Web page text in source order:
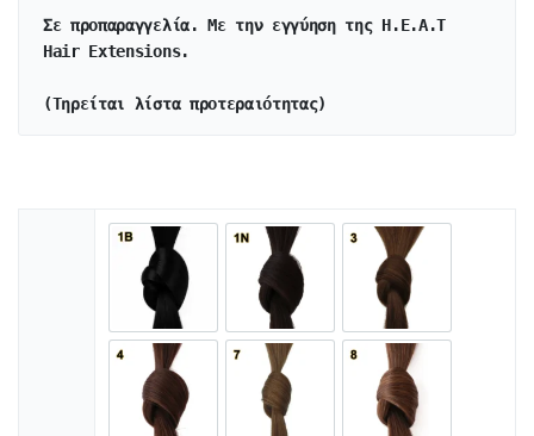
Σε προπαραγγελία. Με την εγγύηση της H.E.A.T
Hair Extensions.
(Τηρείται λίστα προτεραιότητας)